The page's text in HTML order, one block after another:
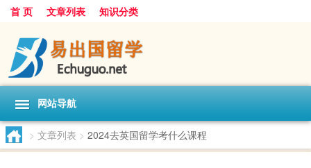
首 页 文章列表 知识分类
网站导航
> 文章列表 > 2024去英国留学考什么课程